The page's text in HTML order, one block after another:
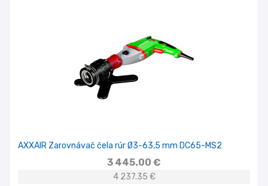
AXXAIR Zarovnávač čela rúr Ø3-63,5 mm DC65-MS2
3 445.00 €
4 237.35 €